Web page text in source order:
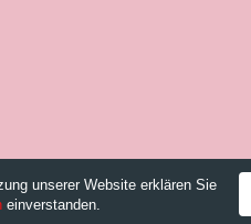
Impressum
unserer Website erklären Sie
einverstanden.